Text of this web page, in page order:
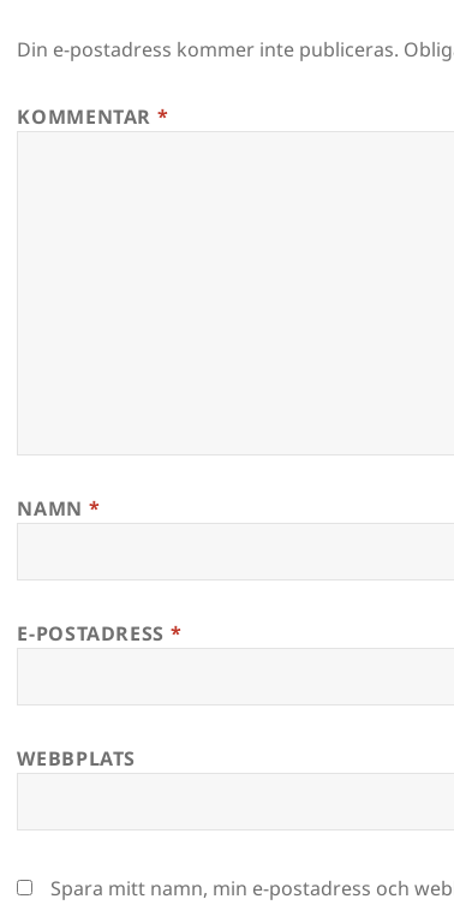
Din e-postadress kommer inte publiceras.
KOMMENTAR *
NAMN *
E-POSTADRESS *
WEBBPLATS
Spara mitt namn, min e-postadress och